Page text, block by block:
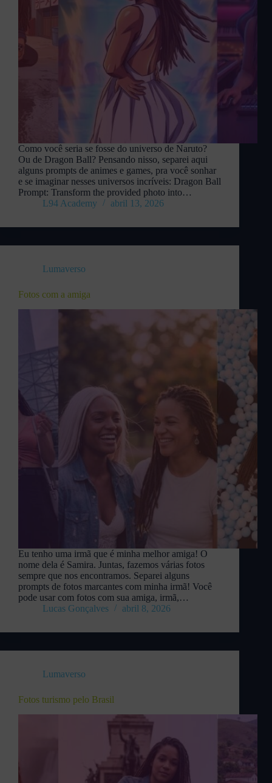
Como você seria se fosse do universo de Naruto?
Ou de Dragon Ball? Pensando nisso, separei aqui
alguns prompts de animes e games, pra você sonhar
e se imaginar nesses universos incríveis: Dragon Ball
Prompt: Transform the provided photo into…
L94 Academy
abril 13, 2026
Lumaverso
Fotos com a amiga
Eu tenho uma irmã que é minha melhor amiga! O
nome dela é Samira. Juntas, fazemos várias fotos
sempre que nos encontramos. Separei alguns
prompts de fotos marcantes com minha irmã! Você
pode usar com fotos com sua amiga, irmã,…
Lucas Gonçalves
abril 8, 2026
Lumaverso
Fotos turismo pelo Brasil